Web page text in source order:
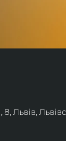
Львів,